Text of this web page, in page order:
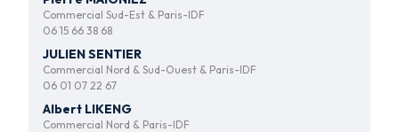
Commercial Sud-Est & Paris-IDF
06 15 66 38 68
JULIEN SENTIER
Commercial Nord & Sud-Ouest & Paris-IDF
06 01 07 22 67
Albert LIKENG
Commercial Nord & Paris-IDF